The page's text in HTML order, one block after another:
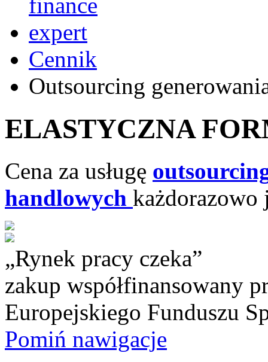
Cennik
Outsourcing
ELASTYCZNA
Cena za usługę
handlowych każdorazowo
„Rynek pracy czeka”
zakup współfinansowany
Europejskiego Funduszu
Pomiń nawigacje